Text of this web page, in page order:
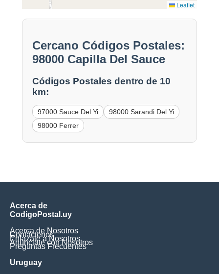
Leaflet
Cercano Códigos Postales:
98000 Capilla Del Sauce
Códigos Postales dentro de 10
km:
97000 Sauce Del Yi
98000 Sarandi Del Yi
98000 Ferrer
Acerca de
CodigoPostal.uy
Acerca de Nosotros
Contáctenos
Enlázate a Nosotros
Anúnciate con Nosotros
Preguntas Frecuentes
Uruguay